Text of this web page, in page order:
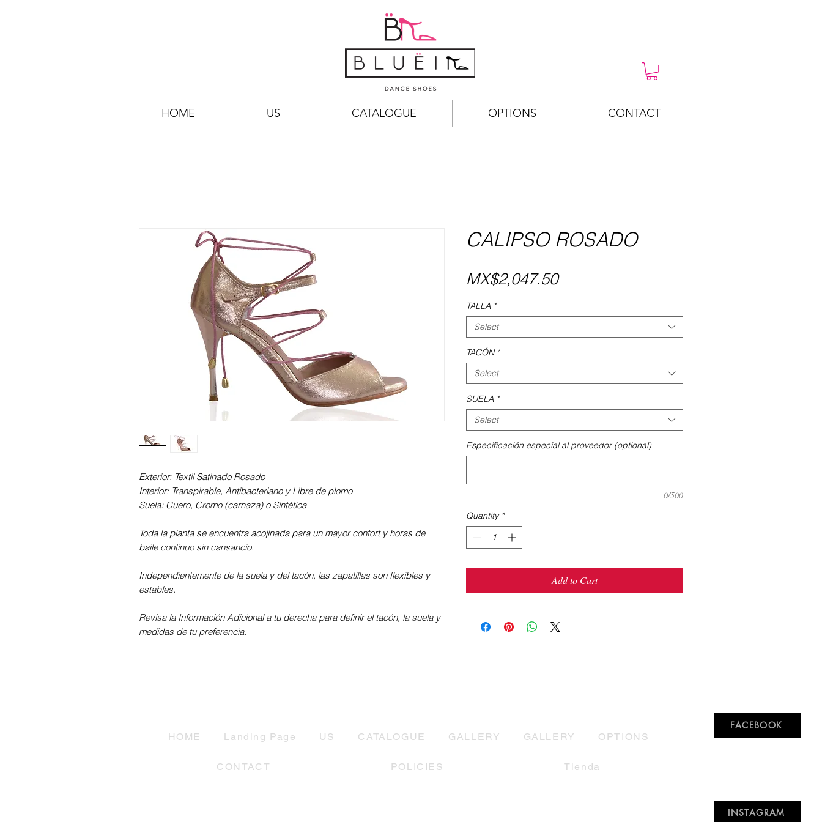
HOME US CATALOGUE OPTIONS CONTACT
Exterior: Textil Satinado Rosado
Interior: Transpirable, Antibacteriano y Libre de plomo
Suela: Cuero, Cromo (carnaza) o Sintética
Toda la planta se encuentra acojinada para un mayor confort y horas de
baile continuo sin cansancio.
Independientemente de la suela y del tacón, las zapatillas son flexibles y
estables.
Revisa la Información Adicional a tu derecha para definir el tacón, la suela y
medidas de tu preferencia.
CALIPSO ROSADO
MX$2,047.50Price
TALLA *
Select
TACÓN *
Select
SUELA *
Select
Especificación especial al proveedor (optional)
0/500
Quantity *
Add to Cart
HOME Landing Page US CATALOGUE GALLERY GALLERY OPTIONS
CONTACT POLICIES Tienda
FACEBOOK
INSTAGRAM